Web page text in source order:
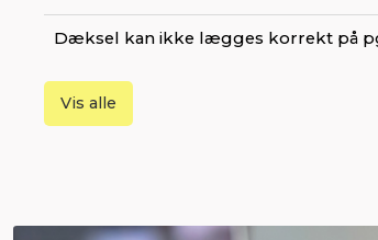
Dæksel kan ikke lægges korrekt på
Vis alle